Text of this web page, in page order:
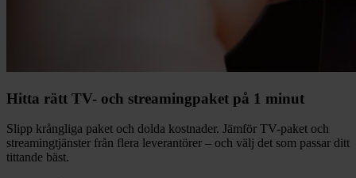
Hitta rätt TV- och streamingpaket på 1 minut
Slipp krångliga paket och dolda kostnader. Jämför TV-paket och
streamingtjänster från flera leverantörer – och välj det som passar ditt
tittande bäst.